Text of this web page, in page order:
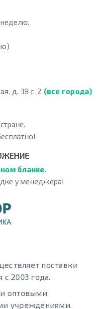
д. 38 с. 2 (все города)
бланке.
у менеджера!
поставки
2003 года.
оптовыми
учреждениями.